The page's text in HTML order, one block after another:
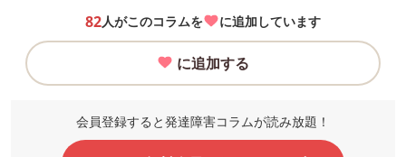
82人がこのコラムを に追加しています
に追加する
会員登録すると発達障害コラムが読み放題！